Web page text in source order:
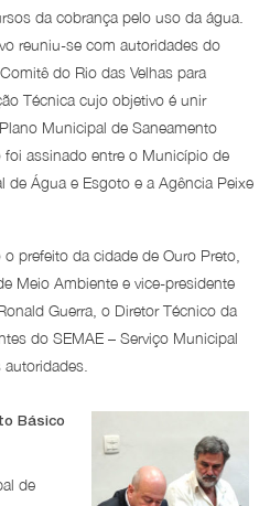
da cobrança pelo uso da água.
reuniu-se com autoridades do
do Rio das Velhas para
Técnica cujo objetivo é unir
Municipal de Saneamento
foi assinado entre o Município de
de Água e Esgoto e a Agência Peixe
prefeito da cidade de Ouro Preto,
Meio Ambiente e vice-presidente
Guerra, o Diretor Técnico da
do SEMAE – Serviço Municipal
Básico
de